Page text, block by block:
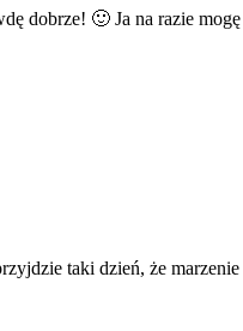
dobrze! 🙂 Ja na razie
taki dzień, że marzenie